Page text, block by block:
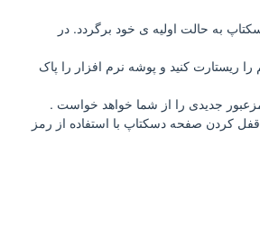
به حالت اولیه ی خود برگردد. در
ریستارت کنید و پوشه نرم افزار را پاک
جدیدی را از شما خواهد خواست .
ScreenBlur 1.3.0.31 قفل کردن صفحه دسکتاپ با استفاده از رمز